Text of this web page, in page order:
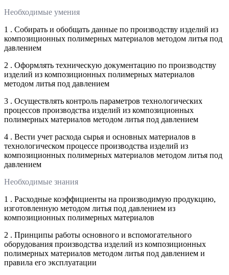
Необходимые умения
1 . Собирать и обобщать данные по производству изделий из
композиционных полимерных материалов методом литья под
давлением
2 . Оформлять техническую документацию по производству
изделий из композиционных полимерных материалов
методом литья под давлением
3 . Осуществлять контроль параметров технологических
процессов производства изделий из композиционных
полимерных материалов методом литья под давлением
4 . Вести учет расхода сырья и основных материалов в
технологическом процессе производства изделий из
композиционных полимерных материалов методом литья под
давлением
Необходимые знания
1 . Расходные коэффициенты на производимую продукцию,
изготовленную методом литья под давлением из
композиционных полимерных материалов
2 . Принципы работы основного и вспомогательного
оборудования производства изделий из композиционных
полимерных материалов методом литья под давлением и
правила его эксплуатации